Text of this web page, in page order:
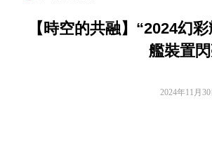
【時空的共融】“2024幻
艦裝置
2024年11月30